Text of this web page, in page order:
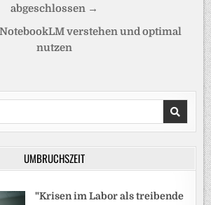
abgeschlossen →
verstehen und optimal
nutzen
UMBRUCHSZEIT
"Krisen im Labor als treibende